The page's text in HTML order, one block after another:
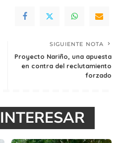
SIGUIENTE NOTA
Proyecto Nariño, una apuesta
en contra del reclutamiento
forzado